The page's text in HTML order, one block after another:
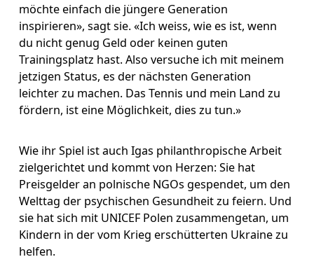
möchte einfach die jüngere Generation
inspirieren», sagt sie. «Ich weiss, wie es ist, wenn
du nicht genug Geld oder keinen guten
Trainingsplatz hast. Also versuche ich mit meinem
jetzigen Status, es der nächsten Generation
leichter zu machen. Das Tennis und mein Land zu
fördern, ist eine Möglichkeit, dies zu tun.»
Wie ihr Spiel ist auch Igas philanthropische Arbeit
zielgerichtet und kommt von Herzen: Sie hat
Preisgelder an polnische NGOs gespendet, um den
Welttag der psychischen Gesundheit zu feiern. Und
sie hat sich mit UNICEF Polen zusammengetan, um
Kindern in der vom Krieg erschütterten Ukraine zu
helfen.